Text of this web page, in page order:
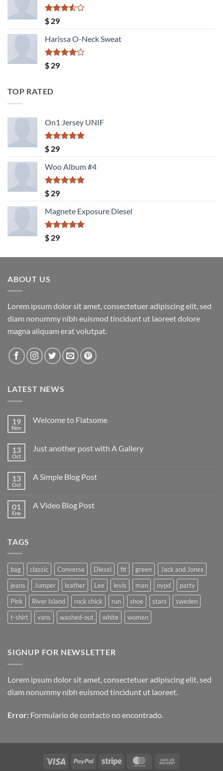
Valorado
con
3.50de
5
$ 29
Harissa O-Neck Sweat
Valorado
con
$ 29
TOP RATED
On1 Jersey UNIF
Valorado
con
de 5
$ 29
Woo Album #4
Valorado
con
de 5
$ 29
Magnete Exposure Diesel
Valorado
con
$ 29
ABOUT US
Lorem ipsum dolor sit amet, consectetuer adipiscing elit, sed
diam nonummy nibh euismod tincidunt ut laoreet dolore
magna aliquam erat volutpat.
LATEST NEWS
19
Nov
Welcome to Flatsome
en
13
Oct
Just another post with A Gallery
en
with
A
13
Oct
A Simple Blog Post
en
01
Ene
A Video Blog Post
TAGS
bag classic Converse Diesel fit green
Jack and Jones
jeans
Jumper leather Lee levis man nypd
party
Pink
River Island rock chick run shoe stars
sweden
t-shirt
vans washed-out white women
SIGNUP FOR NEWSLETTER
Lorem ipsum dolor sit amet, consectetuer adipiscing elit, sed
diam nonummy nibh euismod tincidunt ut laoreet.
Error: Formulario de contacto no encontrado.
Visa PayPal Stripe MasterCard